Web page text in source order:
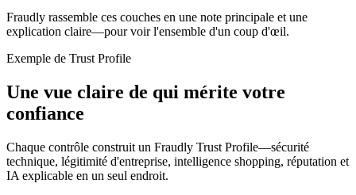
Fraudly rassemble ces couches en une note principale et une
explication claire—pour voir l'ensemble d'un coup d'œil.
Exemple de Trust Profile
Une vue claire de qui mérite votre
confiance
Chaque contrôle construit un Fraudly Trust Profile—sécurité
technique, légitimité d'entreprise, intelligence shopping, réputation et
IA explicable en un seul endroit.